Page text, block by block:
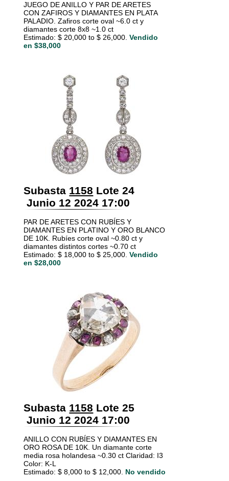
JUEGO DE ANILLO Y PAR DE ARETES
CON ZAFIROS Y DIAMANTES EN PLATA
PALADIO. Zafiros corte oval ~6.0 ct y
diamantes corte 8x8 ~1.0 ct
Estimado: $ 20,000 to $ 26,000. Vendido
en $38,000
Subasta 1158 Lote 24
Junio 12 2024 17:00
PAR DE ARETES CON RUBÍES Y
DIAMANTES EN PLATINO Y ORO BLANCO
DE 10K. Rubíes corte oval ~0.80 ct y
diamantes distintos cortes ~0.70 ct
Estimado: $ 18,000 to $ 25,000. Vendido
en $28,000
Subasta 1158 Lote 25
Junio 12 2024 17:00
ANILLO CON RUBÍES Y DIAMANTES EN
ORO ROSA DE 10K. Un diamante corte
media rosa holandesa ~0.30 ct Claridad: I3
Color: K-L
Estimado: $ 8,000 to $ 12,000. No vendido